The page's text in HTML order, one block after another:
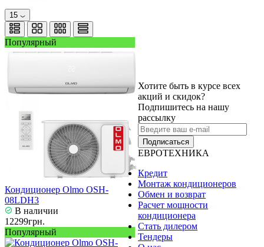
15
Популярный
Кондиционер Olmo OSH-
08LDH3
В наличии
12299грн.
Популярный
Хотите быть в курсе всех
акций и скидок?
Подпишитесь на нашу
рассылку
Подписаться
ЕВРОТЕХНИКА
Кредит
Монтаж кондиционеров
Обмен и возврат
Расчет мощности
кондиционера
Стать дилером
Тендеры